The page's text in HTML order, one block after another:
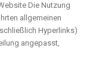
Die Nutzung
allgemeinen
Hyperlinks)
angepasst,